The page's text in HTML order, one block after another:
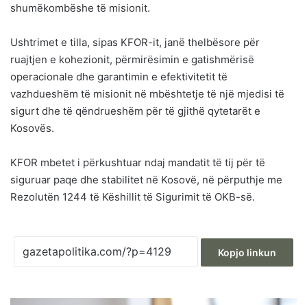
shumëkombëshe të misionit.
Ushtrimet e tilla, sipas KFOR-it, janë thelbësore për
ruajtjen e kohezionit, përmirësimin e gatishmërisë
operacionale dhe garantimin e efektivitetit të
vazhdueshëm të misionit në mbështetje të një mjedisi të
sigurt dhe të qëndrueshëm për të gjithë qytetarët e
Kosovës.
KFOR mbetet i përkushtuar ndaj mandatit të tij për të
siguruar paqe dhe stabilitet në Kosovë, në përputhje me
Rezolutën 1244 të Këshillit të Sigurimit të OKB-së.
Kopjo linkun